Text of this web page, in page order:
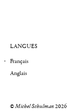
LANGUES
Français
Anglais
©Michel Schulman2026